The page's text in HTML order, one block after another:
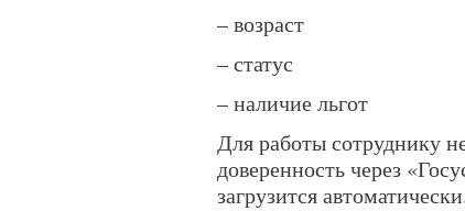
– возраст
– статус
– наличие льгот
Для работы сотруднику
доверенность через
загрузится